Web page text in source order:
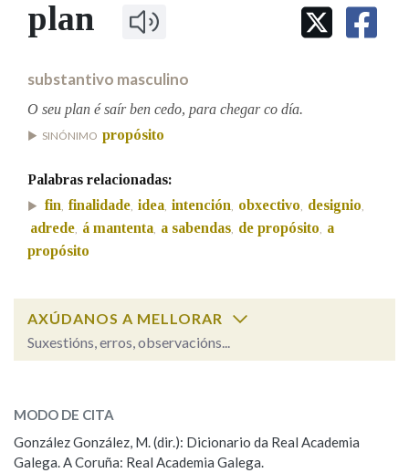
IDENTIDADE CORPORATIVA
MARCIAL DEL ADALID
FIGURAS HOMENAXEADAS
PRIMAVERA DAS LETRAS
Facebook
TwitterYoutubeInstagram
Bluesky
BUSCAR NOS LEMAS
Remata por
Contén
Nas definicións
Na fraseoloxía
plan
substantivo masculino
O seu plan é saír ben cedo, para chegar co día.
SINÓNIMO propósito
Palabras relacionadas:
fin, finalidade, idea, intención, obxectivo, designio,
adrede, á mantenta, a sabendas, de propósito, a
propósito
AXÚDANOS A MELLORAR
Suxestións, erros, observacións...
ESCOLLE UNHA OPCIÓN:
Observación Hai un erro na palabra
MODO DE CITA
González González, M. (dir.): Dicionario da Real Academia
Galega. A Coruña: Real Academia Galega.